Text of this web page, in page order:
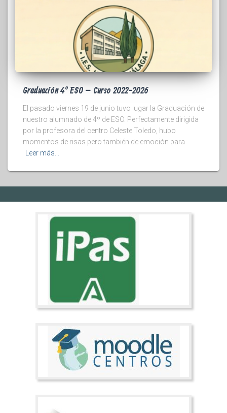
Graduación 4º ESO – Curso 2022-2026
El pasado viernes 19 de junio tuvo lugar la Graduación de
nuestro alumnado de 4º de ESO. Perfectamente dirigida
por la profesora del centro Celeste Toledo, hubo
momentos de risas pero también de emoción para
Leer más…